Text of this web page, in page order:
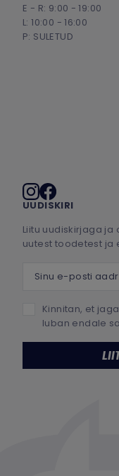
E - R: 9:00 - 19:00
L: 10:00 - 16:00
P: SULETUD
UUDISKIRI
Liitu uudiskirjaga ja
uutest toodetest ja
Kinnitan, et
luban endale